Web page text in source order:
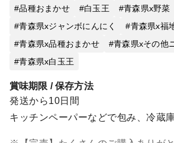
品種おまかせ
白玉王 青森県x野菜
青森県xジャンボにんにく
青森県x福
青森県x品種おまかせ
青森県xその他
青森県x白玉王
賞味期限 / 保存方法
発送から10日間
キッチンペーパーなどで包み、冷蔵庫